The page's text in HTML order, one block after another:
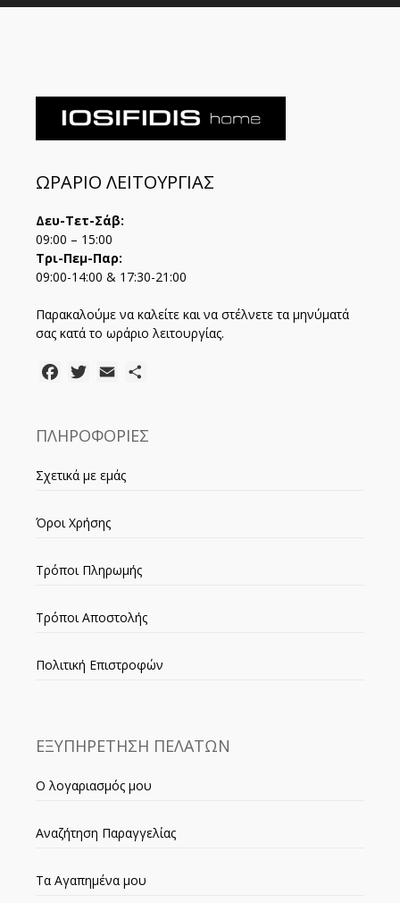
ΩΡΑΡΙΟ ΛΕΙΤΟΥΡΓΙΑΣ
Δευ-Τετ-Σάβ:
09:00 – 15:00
Τρι-Πεμ-Παρ:
09:00-14:00 & 17:30-21:00
Παρακαλούμε να καλείτε και να στέλνετε τα μηνύματά
σας κατά το ωράριο λειτουργίας.
FacebookTwitter
Email
ΠΛΗΡΟΦΟΡΙΕΣ
Σχετικά με εμάς
Όροι Χρήσης
Τρόποι Πληρωμής
Τρόποι Αποστολής
Πολιτική Επιστροφών
ΕΞΥΠΗΡΕΤΗΣΗ ΠΕΛΑΤΩΝ
Ο λογαριασμός μου
Αναζήτηση Παραγγελίας
Τα Αγαπημένα μου